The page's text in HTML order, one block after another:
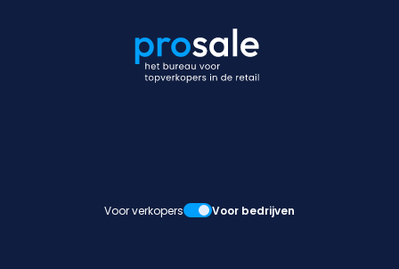
Voor verkopers Voor bedrijven